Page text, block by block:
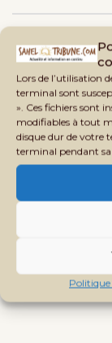
Lors de l’utilisation
terminal sont
». Ces fichiers sont
modifiables à tout
disque dur de votre
terminal pendant
Politique